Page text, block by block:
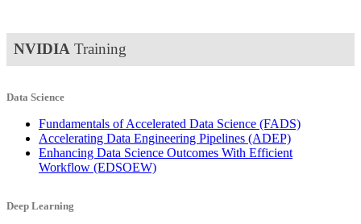
NVIDIA Training
Data Science
Fundamentals of Accelerated Data Science (FADS)
Accelerating Data Engineering Pipelines (ADEP)
Enhancing Data Science Outcomes With Efficient
Workflow (EDSOEW)
Deep Learning